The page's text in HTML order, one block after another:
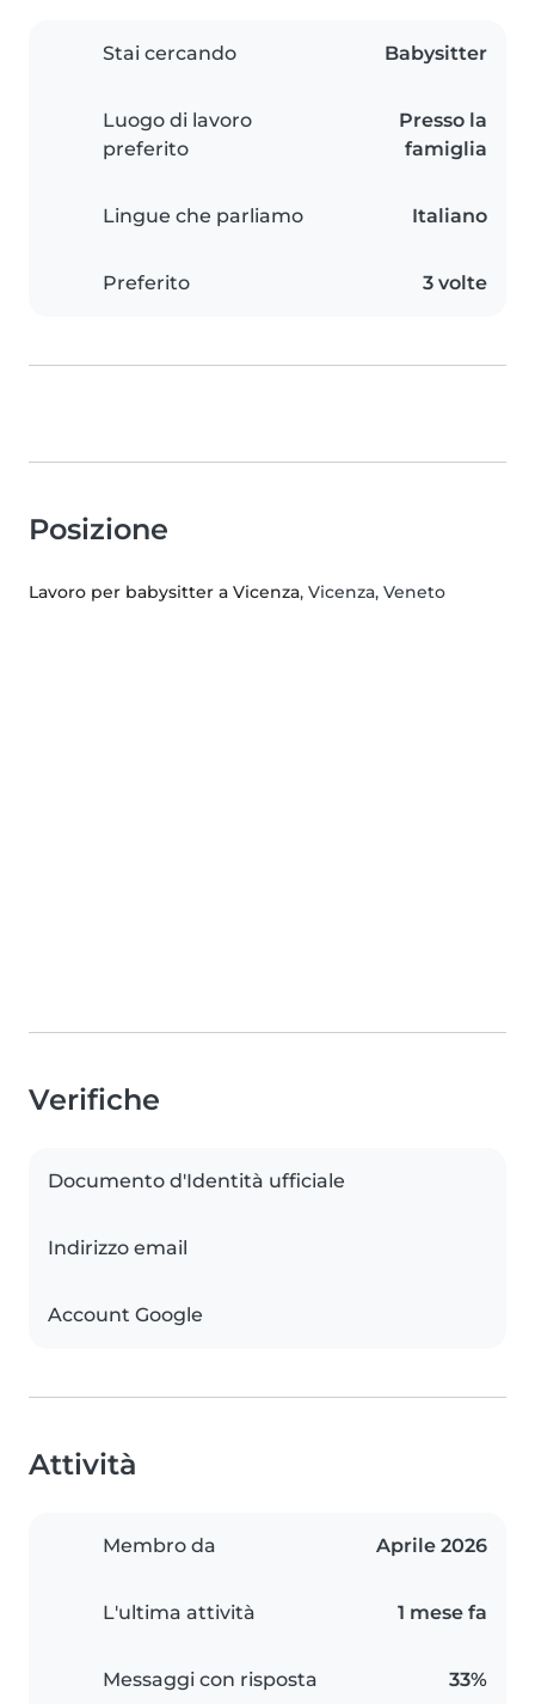
Stai cercando Babysitter
Luogo di lavoro
preferito
Presso la
famiglia
Lingue che parliamo Italiano
Preferito 3 volte
Posizione
Lavoro per babysitter a Vicenza, Vicenza, Veneto
Verifiche
Documento d'Identità ufficiale
Indirizzo email
Account Google
Attività
Membro da Aprile 2026
L'ultima attività 1 mese fa
Messaggi con risposta 33%